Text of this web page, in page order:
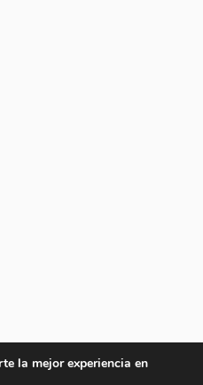
la mejor experiencia en